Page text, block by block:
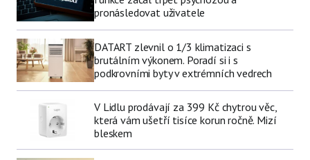
pronásledovat uživatele
DATART zlevnil o 1/3 klimatizaci s
brutálním výkonem. Poradí si i s
podkrovními byty v extrémních vedrech
V Lidlu prodávají za 399 Kč chytrou věc,
která vám ušetří tisíce korun ročně. Mizí
bleskem